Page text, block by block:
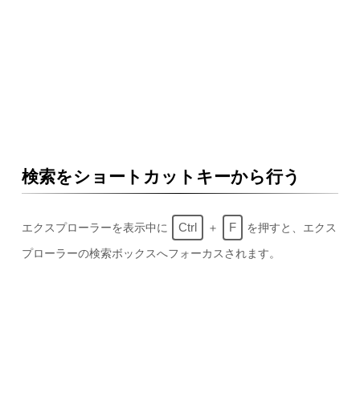
検索をショートカットキーから行う
エクスプローラーを表示中に Ctrl ＋ F
を押すと、エクス
プローラーの検索ボックスへフォーカスされます。